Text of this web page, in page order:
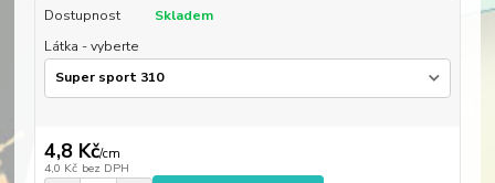
Dostupnost
Skladem
Látka - vyberte
4,8 Kč/cm
4,0 Kč bez DPH